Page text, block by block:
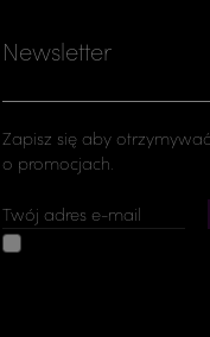
Newsletter
Zapisz się aby
o promocjach.